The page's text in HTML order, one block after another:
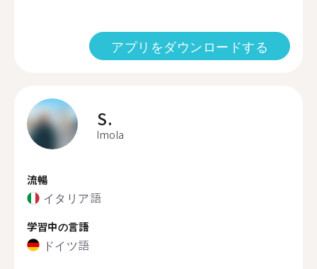
アプリをダウンロードする
S.
Imola
流暢
イタリア語
学習中の言語
ドイツ語